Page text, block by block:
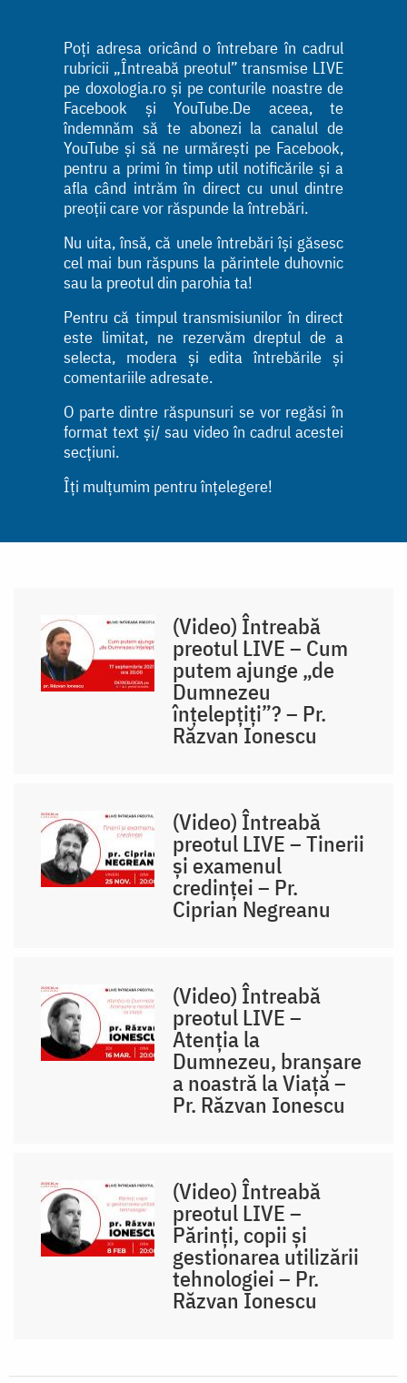
Poți adresa oricând o întrebare în cadrul
rubricii „Întreabă preotul” transmise LIVE
pe doxologia.ro și pe conturile noastre de
Facebook și YouTube.De aceea, te
îndemnăm să te abonezi la canalul de
YouTube și să ne urmărești pe Facebook,
pentru a primi în timp util notificările și a
afla când intrăm în direct cu unul dintre
preoții care vor răspunde la întrebări.
Nu uita, însă, că unele întrebări își găsesc
cel mai bun răspuns la părintele duhovnic
sau la preotul din parohia ta!
Pentru că timpul transmisiunilor în direct
este limitat, ne rezervăm dreptul de a
selecta, modera și edita întrebările și
comentariile adresate.
O parte dintre răspunsuri se vor regăsi în
format text și/ sau video în cadrul acestei
secțiuni.
Îți mulțumim pentru înțelegere!
(Video) Întreabă
preotul LIVE – Cum
putem ajunge „de
Dumnezeu
înțelepțiți”? – Pr.
Răzvan Ionescu
(Video) Întreabă
preotul LIVE – Tinerii
și examenul
credinței – Pr.
Ciprian Negreanu
(Video) Întreabă
preotul LIVE –
Atenția la
Dumnezeu, branșare
a noastră la Viață –
Pr. Răzvan Ionescu
(Video) Întreabă
preotul LIVE –
Părinți, copii și
gestionarea utilizării
tehnologiei – Pr.
Răzvan Ionescu